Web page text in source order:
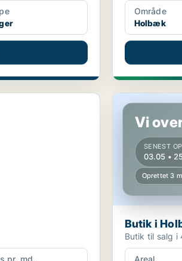
Område
Holbæk
pr. md.
Butik i Holbæk
Vi
SENEST
03.05 •
Oprettet 3
Butik i
Butik til salg
Areal